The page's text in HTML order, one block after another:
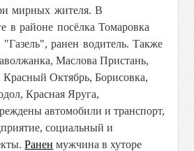
мирных жителя.В
в районе посёлка Томаровка
"Газель", ранен водитель.Также
Маслова Пристань,
Красный Октябрь, Борисовка,
Красная Яруга,
автомобили и транспорт,
социальный и
Ранен мужчина в хуторе